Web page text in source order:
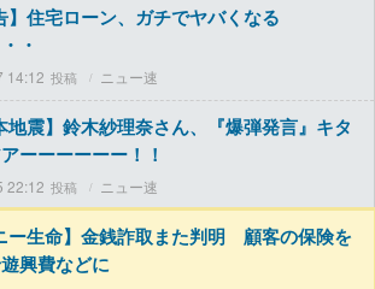
】住宅ローン、ガチでヤバくなる
・
14:12 ニュー速
地震】鈴木紗理奈さん、『爆弾発言』キタ
ーーーーーー！！
22:12 ニュー速
ー生命】金銭詐取また判明 顧客の保険を
興費などに